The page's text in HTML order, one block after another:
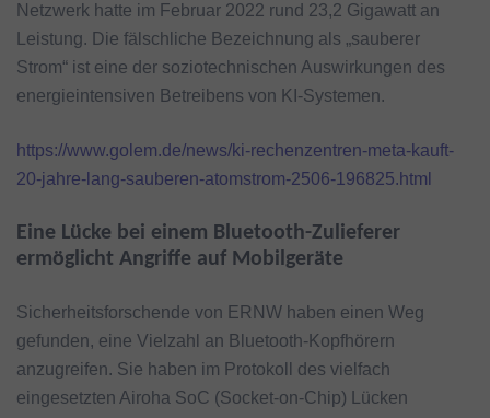
Netzwerk hatte im Februar 2022 rund 23,2 Gigawatt an
Leistung. Die fälschliche Bezeichnung als „sauberer
Strom“ ist eine der soziotechnischen Auswirkungen des
energieintensiven Betreibens von KI-Systemen.
https://www.golem.de/news/ki-rechenzentren-meta-kauft-
20-jahre-lang-sauberen-atomstrom-2506-196825.html
Eine Lücke bei einem Bluetooth-Zulieferer
ermöglicht Angriffe auf Mobilgeräte
Sicherheitsforschende von ERNW haben einen Weg
gefunden, eine Vielzahl an Bluetooth-Kopfhörern
anzugreifen. Sie haben im Protokoll des vielfach
eingesetzten Airoha SoC (Socket-on-Chip) Lücken